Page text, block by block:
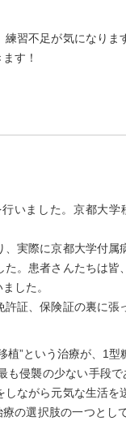
習不足が気になりま
す！
いました。京都大学
実際に京都大学付属
。患者さんたちは皆
した。
証、保険証の裏に
”という治療が、1
侵襲の少ない手段
ながら元気な生活
の選択肢の一つとし